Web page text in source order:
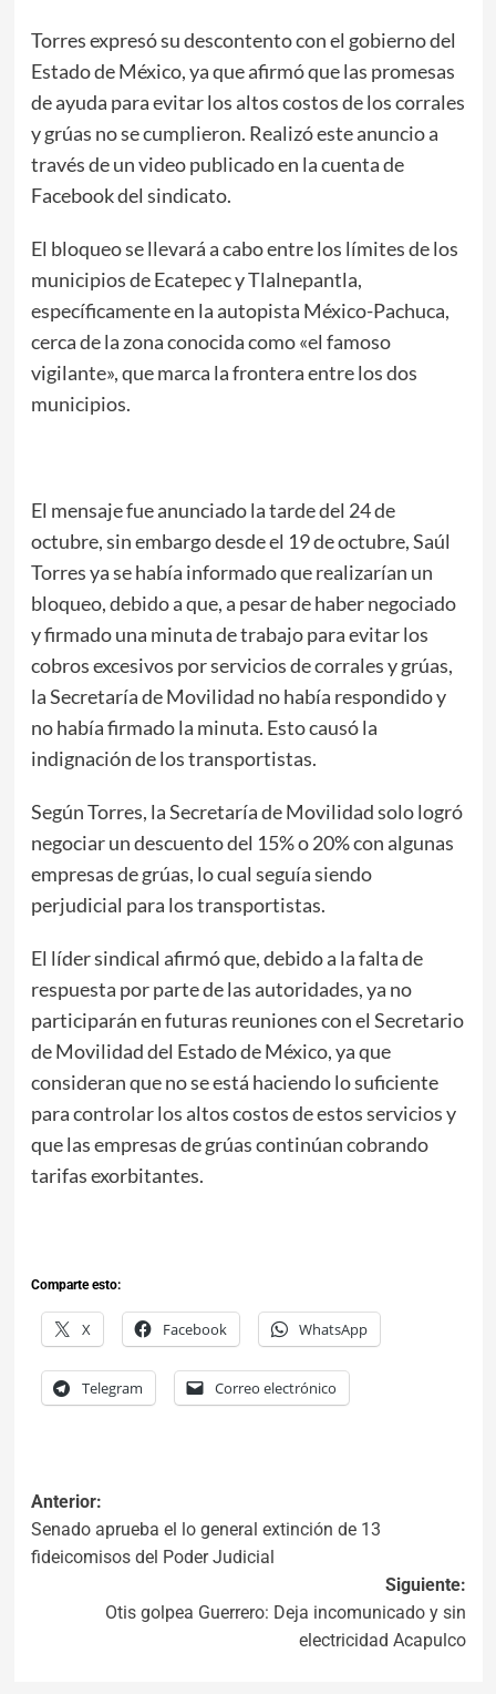
Torres expresó su descontento con el gobierno del
Estado de México, ya que afirmó que las promesas
de ayuda para evitar los altos costos de los corrales
y grúas no se cumplieron. Realizó este anuncio a
través de un video publicado en la cuenta de
Facebook del sindicato.
El bloqueo se llevará a cabo entre los límites de los
municipios de Ecatepec y Tlalnepantla,
específicamente en la autopista México-Pachuca,
cerca de la zona conocida como «el famoso
vigilante», que marca la frontera entre los dos
municipios.
El mensaje fue anunciado la tarde del 24 de
octubre, sin embargo desde el 19 de octubre, Saúl
Torres ya se había informado que realizarían un
bloqueo, debido a que, a pesar de haber negociado
y firmado una minuta de trabajo para evitar los
cobros excesivos por servicios de corrales y grúas,
la Secretaría de Movilidad no había respondido y
no había firmado la minuta. Esto causó la
indignación de los transportistas.
Según Torres, la Secretaría de Movilidad solo logró
negociar un descuento del 15% o 20% con algunas
empresas de grúas, lo cual seguía siendo
perjudicial para los transportistas.
El líder sindical afirmó que, debido a la falta de
respuesta por parte de las autoridades, ya no
participarán en futuras reuniones con el Secretario
de Movilidad del Estado de México, ya que
consideran que no se está haciendo lo suficiente
para controlar los altos costos de estos servicios y
que las empresas de grúas continúan cobrando
tarifas exorbitantes.
Comparte esto:
X Facebook WhatsApp
Telegram Correo electrónico
Anterior:
Senado aprueba el lo general extinción de 13
fideicomisos del Poder Judicial
Siguiente:
Otis golpea Guerrero: Deja incomunicado y sin
electricidad Acapulco